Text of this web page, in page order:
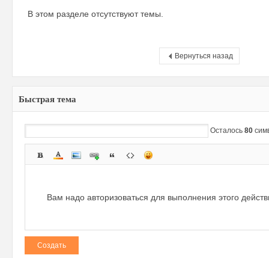
В этом разделе отсутствуют темы.
Вернуться назад
Быстрая тема
Осталось 80
Вам надо авторизоваться для выполнения этого
Создать